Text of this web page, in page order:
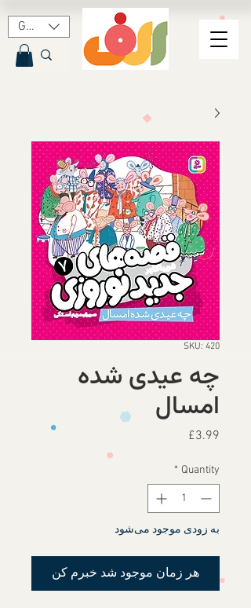
GBP (£)
SKU: 420
چه عیدی شده
امسال
£3.99
Quantity
*
به زودی موجود می‌شود
هر زمان موجود شد خبرم کن